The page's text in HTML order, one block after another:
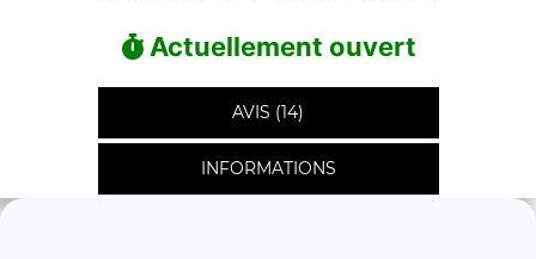
Actuellement ouvert
AVIS (14)
INFORMATIONS